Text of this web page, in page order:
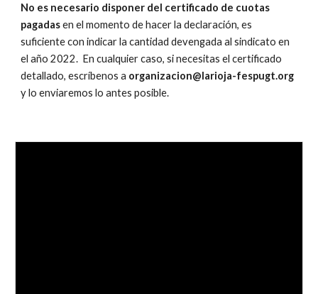
No es necesario disponer del certificado de cuotas
pagadasen el momento de hacer la declaración, es
suficiente con indicar la cantidad devengada al sindicato en
el año 2022. En cualquier caso, si necesitas el certificado
detallado, escríbenos a organizacion@larioja-fespugt.org
y lo enviaremos lo antes posible.